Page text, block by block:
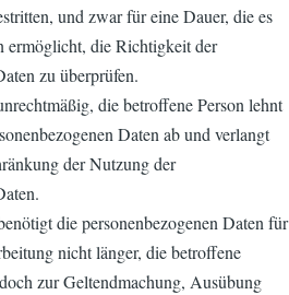
und zwar für eine Dauer, die es
ermöglicht, die Richtigkeit der
zu überprüfen.
die betroffene Person lehnt
Daten ab und verlangt
der Nutzung der
die personenbezogenen Daten für
nicht länger, die betroffene
zur Geltendmachung, Ausübung